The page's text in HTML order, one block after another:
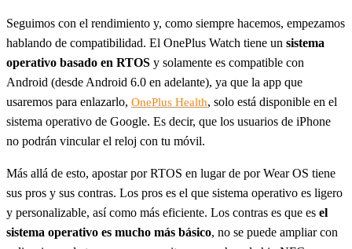
Seguimos con el rendimiento y, como siempre hacemos, empezamos
hablando de compatibilidad. El OnePlus Watch tiene un sistema
operativo basado en RTOS y solamente es compatible con
Android (desde Android 6.0 en adelante), ya que la app que
usaremos para enlazarlo, OnePlus Health, solo está disponible en el
sistema operativo de Google. Es decir, que los usuarios de iPhone
no podrán vincular el reloj con tu móvil.
Más allá de esto, apostar por RTOS en lugar de por Wear OS tiene
sus pros y sus contras. Los pros es el que sistema operativo es ligero
y personalizable, así como más eficiente. Los contras es que es el
sistema operativo es mucho más básico, no se puede ampliar con